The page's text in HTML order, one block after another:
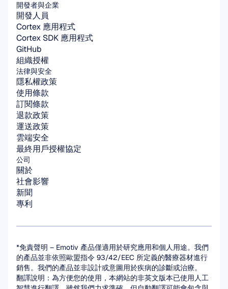
開發者與企業
開發人員
Cortex 應用程式
Cortex SDK 應用程式
GitHub
組織授權
公司
關於
社會影響
新聞
專利
法律與安全
隱私權政策
使用條款
訂閱條款
退款政策
運送政策
雲端安全
最終用戶授權協定
*免責聲明 – Emotiv 產品僅適用於研究應用和個人用途。我們
的產品並非依照歐盟指令 93/42/EEC 所定義的醫療器材進行
銷售。我們的產品並非設計或意圖用於疾病的診斷或治療。
翻譯說明：為方便您的使用，本網站的非英文版本已使用人工